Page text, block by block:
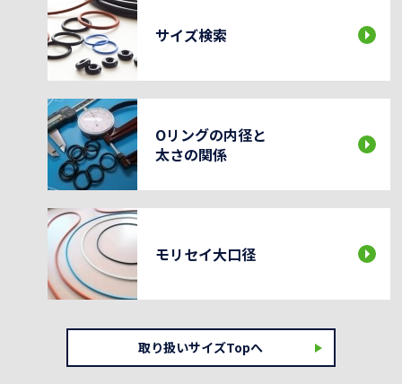
サイズ検索
Oリングの内径と
太さの関係
モリセイ大口径
取り扱いサイズTopへ